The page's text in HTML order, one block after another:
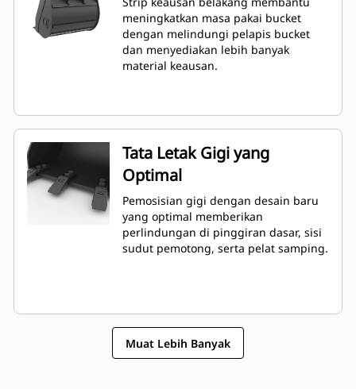
meningkatkan masa pakai bucket
dengan melindungi pelapis bucket
dan menyediakan lebih banyak
material keausan.
Tata Letak Gigi yang
Optimal
Pemosisian gigi dengan desain baru
yang optimal memberikan
perlindungan di pinggiran dasar, sisi
sudut pemotong, serta pelat samping.
Muat Lebih Banyak